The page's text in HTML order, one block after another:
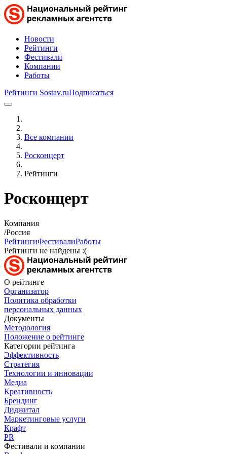
Новости
Рейтинги
Фестивали
Компании
Работы
Рейтинги Sostav.ruПодписаться
Все компании
Росконцерт
Рейтинги
Росконцерт
Компания
/Россия
РейтингиФестивалиРаботы
Рейтинги не найдены :(
О рейтинге
Организатор
Политика обработки
персональных данных
Документы
Методология
Положение о рейтинге
Категории рейтинга
Эффективность
Стратегия
Технологии и инновации
Медиа
Креативность
Брендинг
Диджитал
Маркетинговые услуги
Крафт
PR
Фестивали и компании